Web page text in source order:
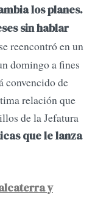
los planes.
sin hablar
reencontró en un
domingo a fines
convencido de
relación que
de la Jefatura
que le lanza
y